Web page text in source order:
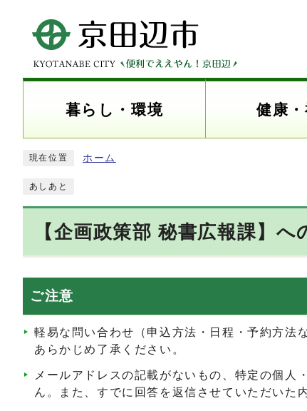
暮らし・環境 健康
現在位置 ホーム
あしあと
【企画政策部 秘書広報課】
ご注意
軽易な問い合わせ（申込方法・日程・予約方法
あらかじめ了承ください。
メールアドレスの記載がないもの、特定の個
ん。また、すでに回答を返信させていただいた